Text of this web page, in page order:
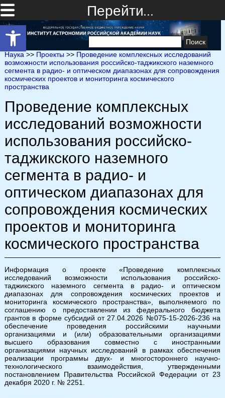
Открыть панель инструментов
Перейти…
Найти:
Наука >> Проекты >> Проведение комплексных исследований
возможности использования российско-таджикского наземного
сегмента в радио- и оптическом диапазонах для сопровождения
космических проектов и мониторинга космического
пространства
Проведение комплексных
исследований возможности
использования российско-
таджикского наземного
сегмента в радио- и
оптическом диапазонах для
сопровождения космических
проектов и мониторинга
космического пространства
Информация о проекте «Проведение комплексных
исследований возможности использования российско-
таджикского наземного сегмента в радио- и оптическом
диапазонах для сопровождения космических проектов и
мониторинга космического пространства», выполняемого по
соглашению о предоставлении из федерального бюджета
грантов в форме субсидий от 27.04.2026 №075-15-2026-236 на
обеспечение проведения российскими научными
организациями и (или) образовательными организациями
высшего образования совместно с иностранными
организациями научных исследований в рамках обеспечения
реализации программы двух- и многостороннего научно-
технологического взаимодействия, утвержденными
постановлением Правительства Российской Федерации от 23
декабря 2020 г. № 2251.